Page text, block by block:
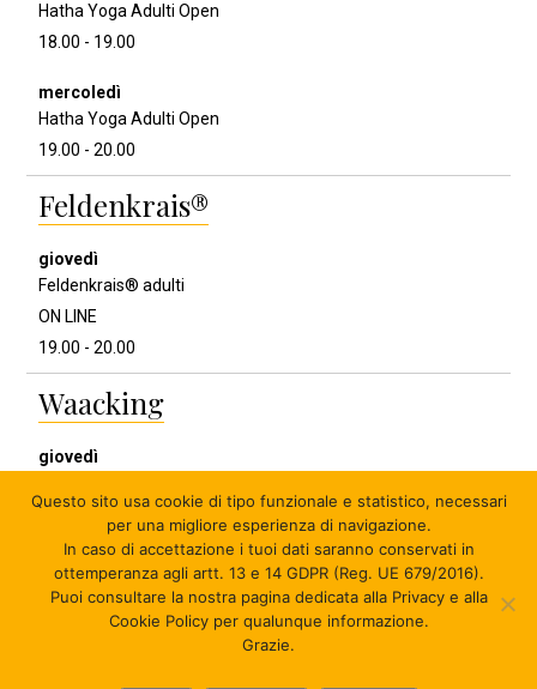
Hatha Yoga Adulti Open
18.00 - 19.00
Hatha Yoga Adulti Open
19.00 - 20.00
Feldenkrais®
Feldenkrais® adulti
ON LINE
19.00 - 20.00
Waacking
19.00 - 20.00
© 2026 MUVet ASD - APS - P.iva 03614411209 - C.F.
91389460378 - Credits: youtool.
Questo sito usa cookie di tipo funzionale e statistico, necessari
per una migliore esperienza di navigazione.
In caso di accettazione i tuoi dati saranno conservati in
ottemperanza agli artt. 13 e 14 GDPR (Reg. UE 679/2016).
Puoi consultare la nostra pagina dedicata alla Privacy e alla
Cookie Policy per qualunque informazione.
Grazie.